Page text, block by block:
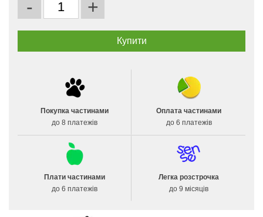
- +
Покупка частинами
до 8 платежів
Оплата частинами
до 6 платежів
Плати частинами
до 6 платежів
Легка розстрочка
до 9 місяців